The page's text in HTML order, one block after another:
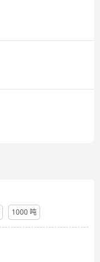
1000 吨